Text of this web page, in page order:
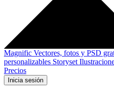
Magnific Vectores, fotos y PSD
personalizables Storyset
Precios
Inicia sesión